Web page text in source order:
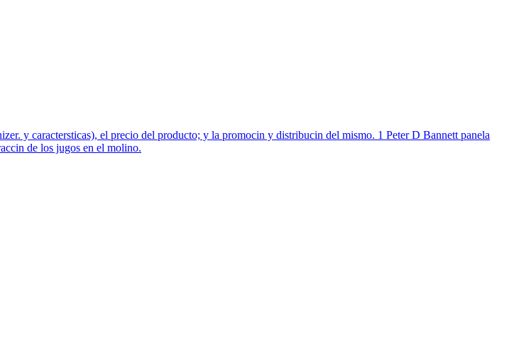
y caractersticas), el precio del producto; y la promocin y distribucin del mismo. 1 Peter D Bannett panela
de los jugos en el molino.